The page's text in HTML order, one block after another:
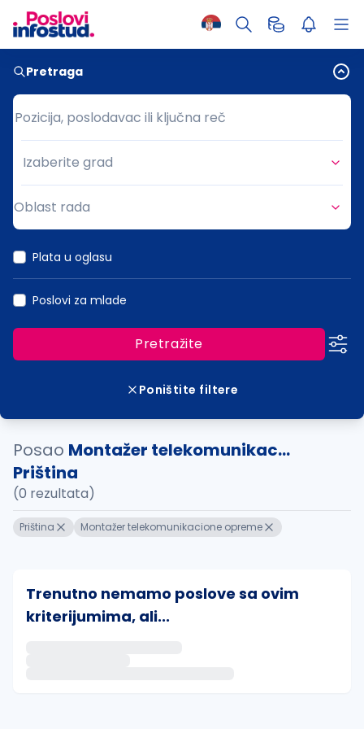
Pretraga
Pozicija, poslodavac ili ključna reč
Pozicija, poslodavac ili ključna reč
Grad
Izaberite grad
Oblast rada
Plata u oglasu
Poslovi za mlade
Pretražite
Poništite filtere
Posao Montažer telekomunikac...
Priština
(0 rezultata)
Priština Montažer telekomunikacione opreme
Trenutno nemamo poslove sa ovim
kriterijumima, ali...